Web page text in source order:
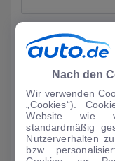
Nach den
Wir verwenden
„Cookies“).
Website wie
standardmäßig
Nutzerverhalten
bzw.